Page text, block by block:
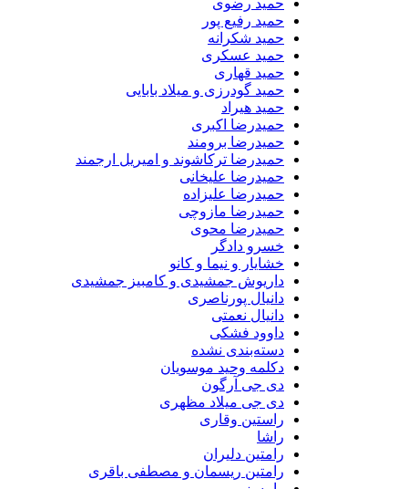
حمید رضوی
حمید رفیع پور
حمید شکرانه
حمید عسکری
حمید قهاری
حمید گودرزی و میلاد بابایی
حمید هیراد
حمیدرضا اکبری
حمیدرضا برومند
حمیدرضا ترکاشوند و امیریل ارجمند
حمیدرضا علیخانی
حمیدرضا علیزاده
حمیدرضا مازوچی
حمیدرضا محوی
خسرو دادگر
خشایار و نیما و کانو
داریوش جمشیدی و کامبیز جمشیدی
دانیال پورناصری
دانیال نعمتی
داوود فشکی
دسته‌بندی نشده
دکلمه وحید موسویان
دی جی آرگون
دی جی میلاد مظهری
راستین وقاری
راشا
رامتین دلیران
رامتین ریسمان و مصطفی باقری